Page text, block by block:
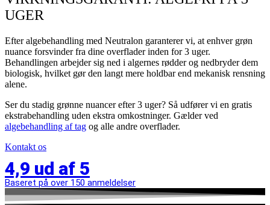
UGER
Efter algebehandling med Neutralon garanterer vi, at enhver grøn
nuance forsvinder fra dine overflader inden for 3 uger.
Behandlingen arbejder sig ned i algernes rødder og nedbryder dem
biologisk, hvilket gør den langt mere holdbar end mekanisk rensning
alene.
Ser du stadig grønne nuancer efter 3 uger? Så udfører vi en gratis
ekstrabehandling uden ekstra omkostninger. Gælder ved
algebehandling af tag og alle andre overflader.
Kontakt os
4,9 ud af 5
Baseret på over 150 anmeldelser